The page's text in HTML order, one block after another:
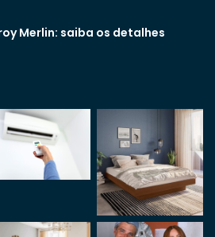
Merlin: saiba os detalhes